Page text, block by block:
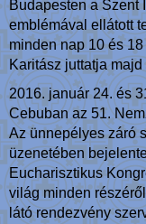
Budapesten a Szent
emblémával ellátott
minden nap 10 és
Karitász juttatja
2016. január 24. és
Cebuban az 51.
Az ünnepélyes záró
üzenetében
Eucharisztikus
világ minden
látó rendezvény